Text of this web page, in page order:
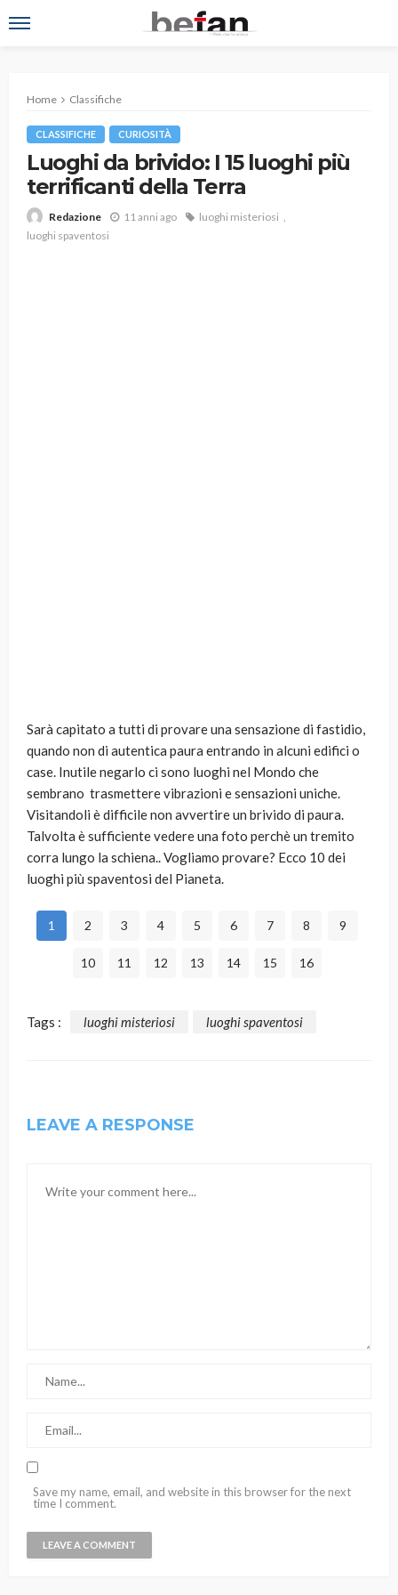
Home Classifiche
CLASSIFICHE CURIOSITÀ
Luoghi da brivido: I 15 luoghi più
terrificanti della Terra
Redazione 11 anni ago
luoghi misteriosi
luoghi spaventosi
Sarà capitato a tutti di provare una sensazione di fastidio,
quando non di autentica paura entrando in alcuni edifici o
case. Inutile negarlo ci sono luoghi nel Mondo che
sembrano trasmettere vibrazioni e sensazioni uniche.
Visitandoli è difficile non avvertire un brivido di paura.
Talvolta è sufficiente vedere una foto perchè un tremito
corra lungo la schiena.. Vogliamo provare? Ecco 10 dei
luoghi più spaventosi del Pianeta.
1 2 3 4 5 6 7 8 9
10 11 12 13 14 15 16
Tags : luoghi misteriosi luoghi spaventosi
LEAVE A RESPONSE
Save my name, email, and website in this browser for the next
time I comment.